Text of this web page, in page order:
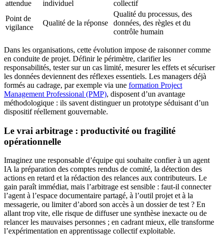
attendue
individuel
collectif
Point de
vigilance
Qualité de la réponse
Qualité du processus, des
données, des règles et du
contrôle humain
Dans les organisations, cette évolution impose de raisonner comme
en conduite de projet. Définir le périmètre, clarifier les
responsabilités, tester sur un cas limité, mesurer les effets et sécuriser
les données deviennent des réflexes essentiels. Les managers déjà
formés au cadrage, par exemple via une formation Project
Management Professional (PMP), disposent d’un avantage
méthodologique : ils savent distinguer un prototype séduisant d’un
dispositif réellement gouvernable.
Le vrai arbitrage : productivité ou fragilité
opérationnelle
Imaginez une responsable d’équipe qui souhaite confier à un agent
IA la préparation des comptes rendus de comité, la détection des
actions en retard et la rédaction des relances aux contributeurs. Le
gain paraît immédiat, mais l’arbitrage est sensible : faut-il connecter
l’agent à l’espace documentaire partagé, à l’outil projet et à la
messagerie, ou limiter d’abord son accès à un dossier de test ? En
allant trop vite, elle risque de diffuser une synthèse inexacte ou de
relancer les mauvaises personnes ; en cadrant mieux, elle transforme
l’expérimentation en apprentissage collectif exploitable.